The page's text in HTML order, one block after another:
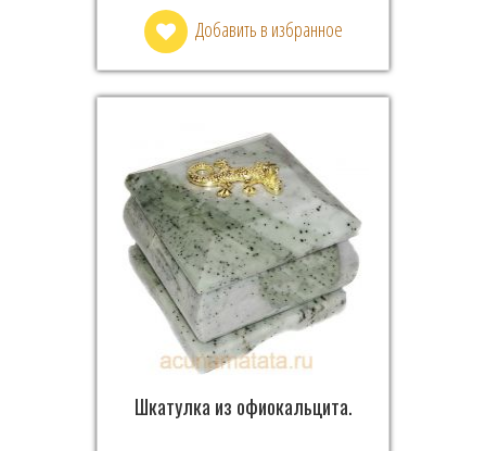
Добавить в избранное
Шкатулка из офиокальцита.